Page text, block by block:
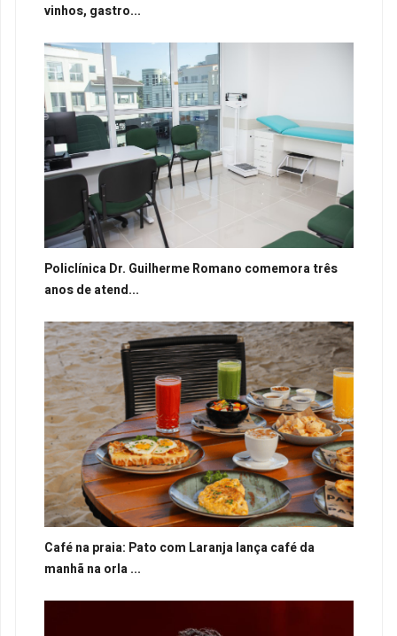
vinhos, gastro...
Policlínica Dr. Guilherme Romano comemora três
anos de atend...
Café na praia: Pato com Laranja lança café da
manhã na orla ...